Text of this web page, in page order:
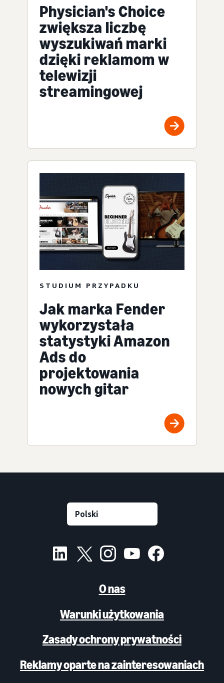
Physician's Choice
zwiększa liczbę
wyszukiwań marki
dzięki reklamom w
telewizji
streamingowej
STUDIUM PRZYPADKU
Jak marka Fender
wykorzystała
statystyki Amazon
Ads do
projektowania
nowych gitar
O nas
Warunki użytkowania
Zasady ochrony prywatności
Reklamy oparte na zainteresowaniach